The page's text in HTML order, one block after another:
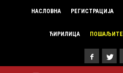
НАСЛОВНА РЕГИСТРАЦИЈА
ЋИРИЛИЦА ПОШАЉИТЕ